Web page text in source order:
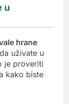
u
hrane
uživate u
je proveriti
kako biste